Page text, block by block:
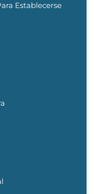
Establecerse